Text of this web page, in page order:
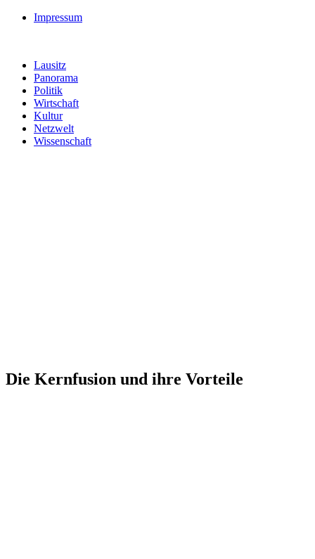
Impressum
Lausitz
Panorama
Politik
Wirtschaft
Kultur
Netzwelt
Wissenschaft
Die Kernfusion und ihre Vorteile